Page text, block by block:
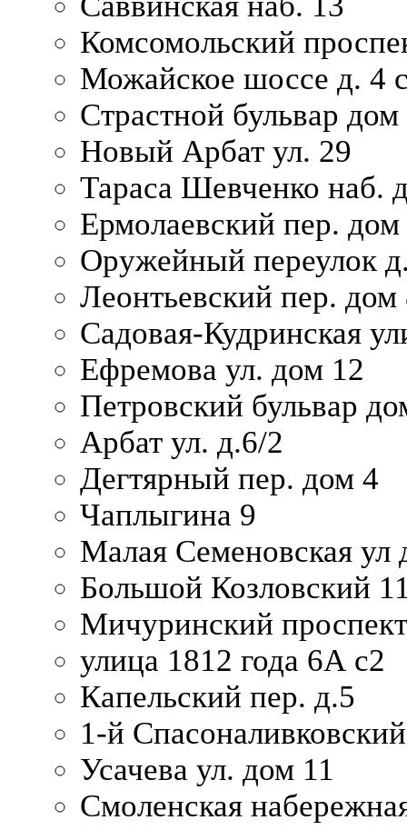
Комсомольский
Можайское шоссе д. 4
Страстной бульвар дом
Новый Арбат ул. 29
Тараса Шевченко наб.
Ермолаевский пер. дом
Оружейный переулок
Леонтьевский пер. дом
Садовая-Кудринская
Ефремова ул. дом 12
Петровский бульвар
Арбат ул. д.6/2
Дегтярный пер. дом 4
Чаплыгина 9
Малая Семеновская ул
Большой Козловский
Мичуринский
улица 1812 года 6А с2
Капельский пер. д.5
1-й
Усачева ул. дом 11
Смоленская